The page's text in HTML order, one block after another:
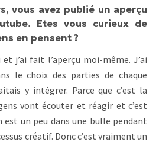
vous avez publié un aperçu
Etes vous curieux de
en pensent ?
j’ai fait l’aperçu moi-même. J’ai
le choix des parties de chaque
y intégrer. Parce que c’est la
vont écouter et réagir et c’est
est un peu dans une bulle pendant
créatif. Donc c’est vraiment un